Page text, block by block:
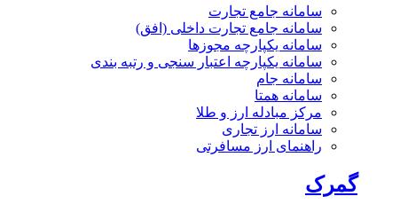
سامانه جامع تجارت
سامانه جامع تجارت داخلی (افق)
سامانه یکپارچه مجوزها
سامانه یکپارچه اعتبار سنجی و رتبه بندی
سامانه جام
سامانه همتا
مرکز مبادله ارز و طلا
سامانه ارز تجاری
راهنمای ارز مسافرتی
گمرک